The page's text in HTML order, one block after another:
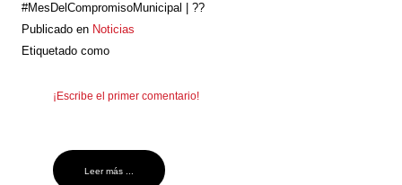
#MesDelCompromisoMunicipal | ??
Publicado en Noticias
Etiquetado como
¡Escribe el primer comentario!
Leer más ...